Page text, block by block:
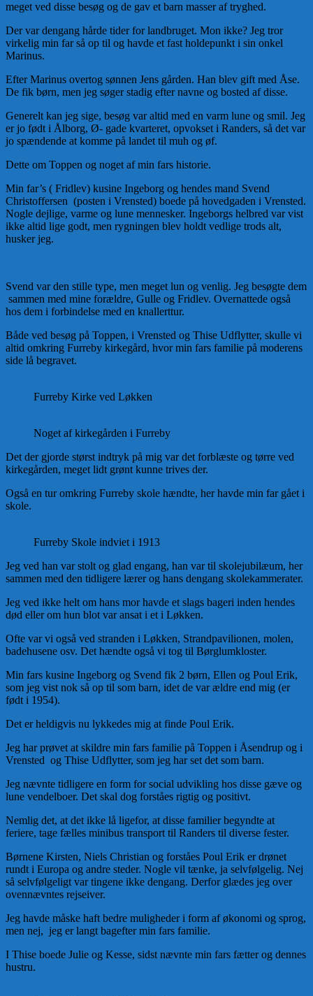
meget ved disse besøg og de gav et barn masser af tryghed.
Der var dengang hårde tider for landbruget. Mon ikke? Jeg tror
virkelig min far så op til og havde et fast holdepunkt i sin onkel
Marinus.
Efter Marinus overtog sønnen Jens gården. Han blev gift med Åse.
De fik børn, men jeg søger stadig efter navne og bosted af disse.
Generelt kan jeg sige, besøg var altid med en varm lune og smil. Jeg
er jo født i Ålborg, Ø- gade kvarteret, opvokset i Randers, så det var
jo spændende at komme på landet til muh og øf.
Dette om Toppen og noget af min fars historie.
Min far’s ( Fridlev) kusine Ingeborg og hendes mand Svend
Christoffersen (posten i Vrensted) boede på hovedgaden i Vrensted.
Nogle dejlige, varme og lune mennesker. Ingeborgs helbred var vist
ikke altid lige godt, men rygningen blev holdt vedlige trods alt,
husker jeg.
Svend var den stille type, men meget lun og venlig. Jeg besøgte dem
sammen med mine forældre, Gulle og Fridlev. Overnattede også
hos dem i forbindelse med en knallerttur.
Både ved besøg på Toppen, i Vrensted og Thise Udflytter, skulle vi
altid omkring Furreby kirkegård, hvor min fars familie på moderens
side lå begravet.
Furreby Kirke ved Løkken
Noget af kirkegården i Furreby
Det der gjorde størst indtryk på mig var det forblæste og tørre ved
kirkegården, meget lidt grønt kunne trives der.
Også en tur omkring Furreby skole hændte, her havde min far gået i
skole.
Furreby Skole indviet i 1913
Jeg ved han var stolt og glad engang, han var til skolejubilæum, her
sammen med den tidligere lærer og hans dengang skolekammerater.
Jeg ved ikke helt om hans mor havde et slags bageri inden hendes
død eller om hun blot var ansat i et i Løkken.
Ofte var vi også ved stranden i Løkken, Strandpavilionen, molen,
badehusene osv. Det hændte også vi tog til Børglumkloster.
Min fars kusine Ingeborg og Svend fik 2 børn, Ellen og Poul Erik,
som jeg vist nok så op til som barn, idet de var ældre end mig (er
født i 1954).
Det er heldigvis nu lykkedes mig at finde Poul Erik.
Jeg har prøvet at skildre min fars familie på Toppen i Åsendrup og i
Vrensted og Thise Udflytter, som jeg har set det som barn.
Jeg nævnte tidligere en form for social udvikling hos disse gæve og
lune vendelboer. Det skal dog forståes rigtig og positivt.
Nemlig det, at det ikke lå ligefor, at disse familier begyndte at
feriere, tage fælles minibus transport til Randers til diverse fester.
Børnene Kirsten, Niels Christian og forståes Poul Erik er drønet
rundt i Europa og andre steder. Nogle vil tænke, ja selvfølgelig. Nej
så selvfølgeligt var tingene ikke dengang. Derfor glædes jeg over
ovennævntes rejseiver.
Jeg havde måske haft bedre muligheder i form af økonomi og sprog,
men nej, jeg er langt bagefter min fars familie.
I Thise boede Julie og Kesse, sidst nævnte min fars fætter og dennes
hustru.